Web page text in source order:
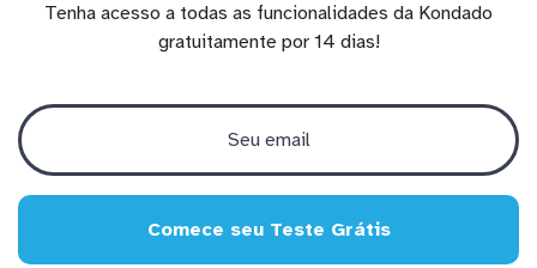
Tenha acesso a todas as funcionalidades da Kondado
gratuitamente por 14 dias!
Comece seu Teste Grátis